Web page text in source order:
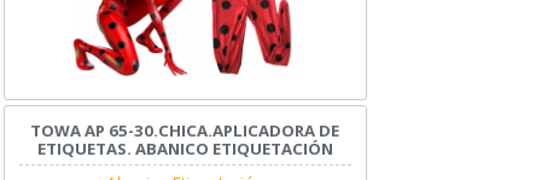
TOWA AP 65-30.CHICA.APLICADORA DE
ETIQUETAS. ABANICO ETIQUETACIÓN